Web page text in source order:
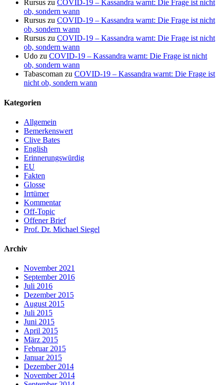
Rursus zu COVID-19 – Kassandra warnt: Die Frage ist nicht
ob, sondern wann
Rursus zu COVID-19 – Kassandra warnt: Die Frage ist nicht
ob, sondern wann
Rursus zu COVID-19 – Kassandra warnt: Die Frage ist nicht
ob, sondern wann
Udo zu COVID-19 – Kassandra warnt: Die Frage ist nicht
ob, sondern wann
Tabascoman zu COVID-19 – Kassandra warnt: Die Frage ist
nicht ob, sondern wann
Kategorien
Allgemein
Bemerkenswert
Clive Bates
English
Erinnerungswürdig
EU
Fakten
Glosse
Irrtümer
Kommentar
Off-Topic
Offener Brief
Prof. Dr. Michael Siegel
Archiv
November 2021
September 2016
Juli 2016
Dezember 2015
August 2015
Juli 2015
Juni 2015
April 2015
März 2015
Februar 2015
Januar 2015
Dezember 2014
November 2014